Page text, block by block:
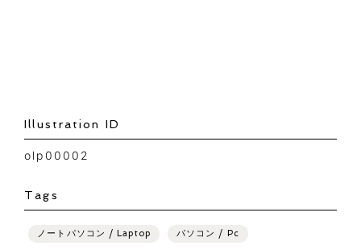
Illustration ID
olp00002
Tags
ノートパソコン / Laptop パソコン / Pc